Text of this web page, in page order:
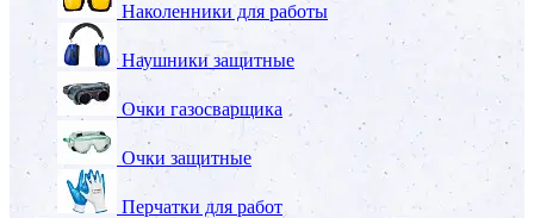
Наколенники для работы
Наушники защитные
Очки газосварщика
Очки защитные
Перчатки для работ